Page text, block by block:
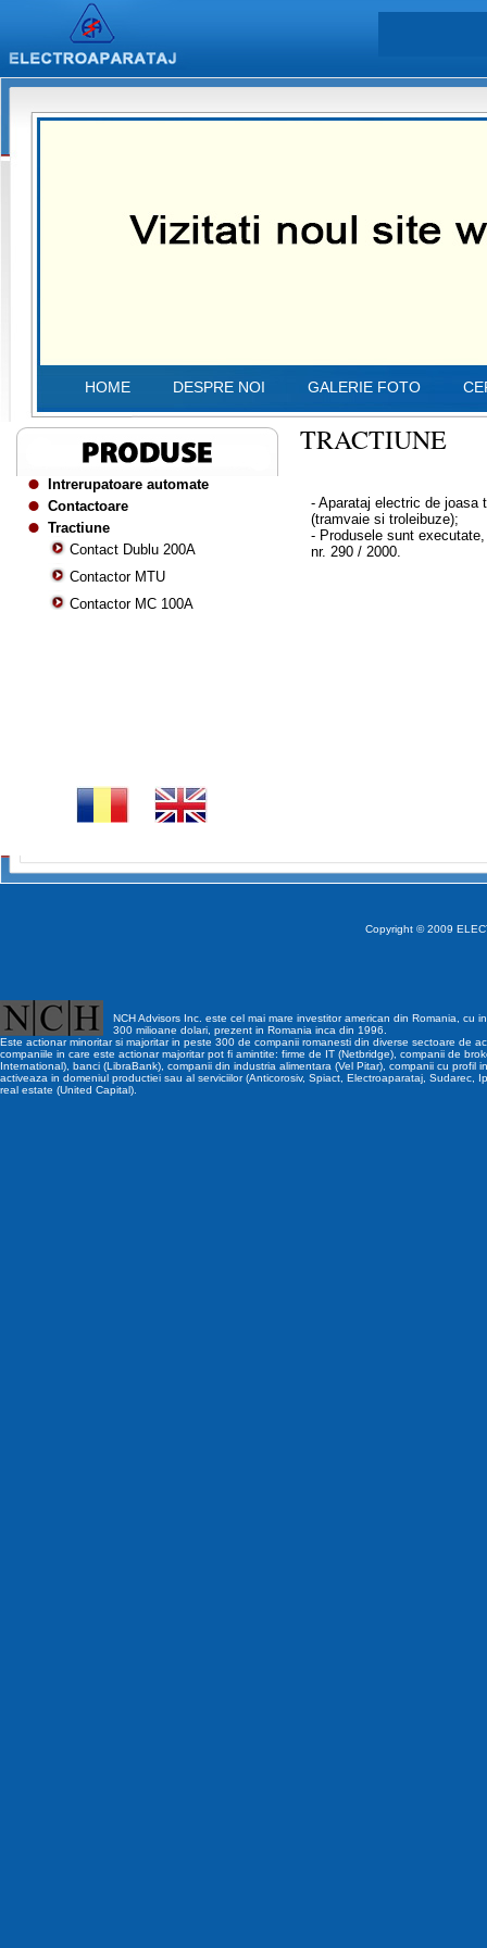
HOME DESPRE NOI GALERIE FOTO
Intrerupatoare automate
Contactoare
Tractiune
Contact Dublu 200A
Contactor MTU
Contactor MC 100A
TRACTIUNE
- Aparataj electric de joasa
(tramvaie si troleibuze);
- Produsele sunt
nr. 290 / 2000.
Copyright © 2009
NCH Advisors Inc. este cel mai mare investitor american din Romania, cu
300 milioane dolari, prezent in Romania inca din 1996.
Este actionar minoritar si majoritar in peste 300 de companii romanesti din diverse sectoare de
companiile in care este actionar majoritar pot fi amintite: firme de IT (Netbridge), companii de
International), banci (LibraBank), companii din industria alimentara (Vel Pitar), companii cu profil
activeaza in domeniul productiei sau al serviciilor (Anticorosiv, Spiact, Electroaparataj, Sudarec,
real estate (United Capital).